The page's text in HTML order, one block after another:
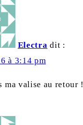
Electra dit :
à 3:14 pm
ma valise au retour !